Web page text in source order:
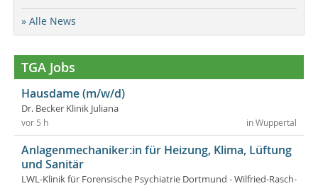
» Alle News
TGA Jobs
Hausdame (m/w/d)
Dr. Becker Klinik Juliana
in Wuppertal
vor 5 h
Anlagenmechaniker:in für Heizung, Klima, Lüftung
und Sanitär
LWL-Klinik für Forensische Psychiatrie Dortmund - Wilfried-Rasch-